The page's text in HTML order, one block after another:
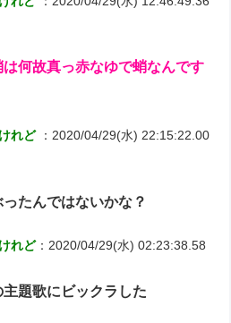
何故真っ赤なゆで蛸なんです
れど ：2020/04/29(水) 22:15:22.00
たんではないかな？
れど：2020/04/29(水) 02:23:38.58
題歌にビックラした